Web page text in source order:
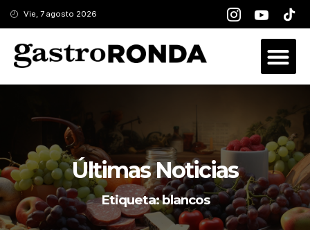
Vie, 7 agosto 2026
Últimas Noticias
Etiqueta: blancos